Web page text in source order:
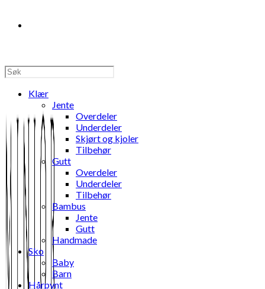
SEARCH
Klær
Jente
Overdeler
Underdeler
Skjørt og kjoler
Tilbehør
Gutt
Overdeler
Underdeler
Tilbehør
Bambus
Jente
Gutt
Handmade
Sko
Baby
Barn
Hårpynt